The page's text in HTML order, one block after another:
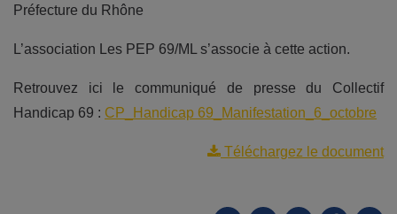
Préfecture du Rhône
L’association Les PEP 69/ML s’associe à cette action.
Retrouvez ici le communiqué de presse du Collectif
Handicap 69 : CP_Handicap 69_Manifestation_6_octobre
Téléchargez le document